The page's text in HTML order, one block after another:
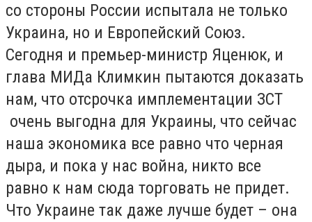
со стороны России испытала не только
Украина, но и Европейский Союз.
Сегодня и премьер-министр Яценюк, и
глава МИДа Климкин пытаются доказать
нам, что отсрочка имплементации ЗСТ
очень выгодна для Украины, что сейчас
наша экономика все равно что черная
дыра, и пока у нас война, никто все
равно к нам сюда торговать не придет.
Что Украине так даже лучше будет – она